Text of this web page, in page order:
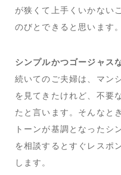
が狭くて上手くいかない
のびとできると思います
シンプルかつゴージャス
続いてのご夫婦は、マン
を見てきたけれど、不要
たと言います。そんなと
トーンが基調となったシ
を相談するとすぐレスポ
します。